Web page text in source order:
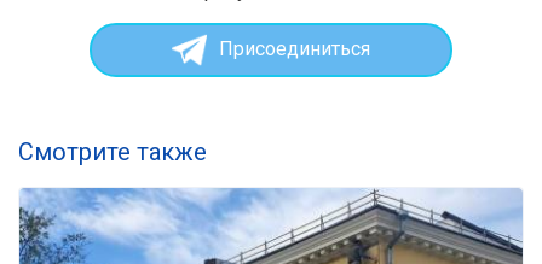
Присоединиться
Смотрите также